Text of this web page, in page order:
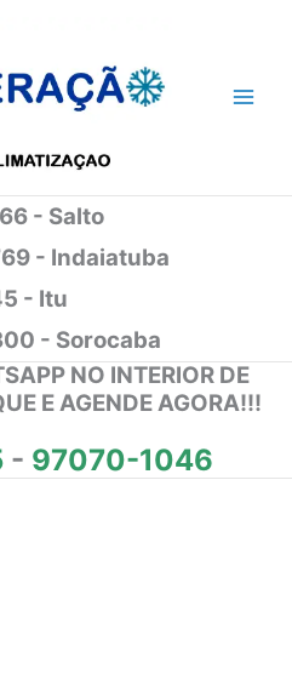
- Salto
- Indaiatuba
- Itu
- Sorocaba
NO INTERIOR DE
E AGENDE AGORA!!!
- 97070-1046